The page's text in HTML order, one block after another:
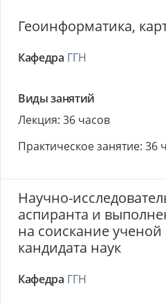
Геоинформатика,
Кафедра ГГН
Виды занятий
Лекция: 36 часов
Практическое занятие: 36
Научно-
аспиранта и
на соискание ученой
кандидата наук
Кафедра ГГН